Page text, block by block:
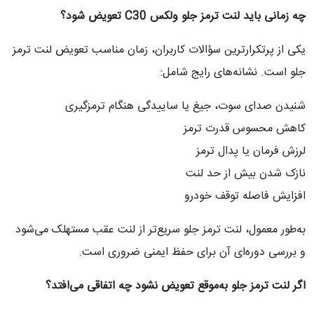
چه زمانی باید لنت ترمز جلو ولکس
تعویض شود؟
یکی از پرتکرارترین سؤالات کاربران، زمان مناسب تعویض لنت ترمز
جلو است. نشانه‌های رایج شامل:
شنیدن صدای سوت، جیغ یا ساییدگی هنگام ترمزگیری
کاهش محسوس قدرت ترمز
لرزش فرمان یا پدال ترمز
نازک شدن بیش از حد لنت
افزایش فاصله توقف خودرو
به‌طور معمول، لنت ترمز جلو سریع‌تر از لنت عقب مستهلک می‌شود
و بررسی دوره‌ای آن برای حفظ ایمنی ضروری است.
اگر لنت ترمز جلو به‌موقع تعویض نشود چه اتفاقی می‌افتد؟